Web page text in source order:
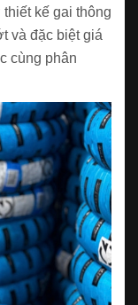
kế gai thông
và đặc biệt giá
cùng phân